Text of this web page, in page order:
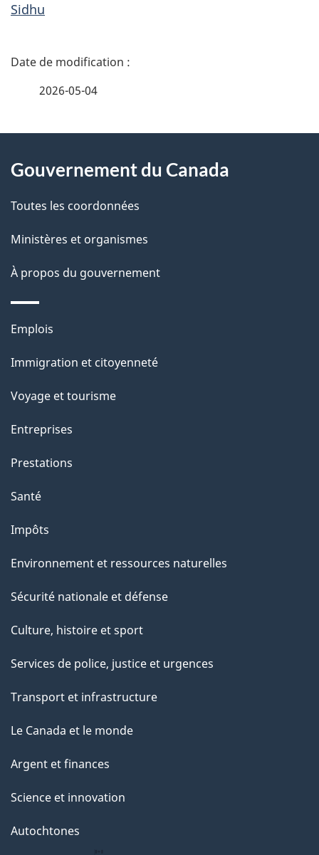
Sidhu
D
i
l
s
d
e
l
a
p
a
g
e
2026-05-04
propos
de
ce
site
Gouvernement du Canada
Toutes les coordonnées
Ministères et organismes
À propos du gouvernement
Thèmes
sujets
Emplois
Immigration et citoyenneté
Voyage et tourisme
Entreprises
Prestations
Santé
Impôts
Environnement et ressources naturelles
Sécurité nationale et défense
Culture, histoire et sport
Services de police, justice et urgences
Transport et infrastructure
Le Canada et le monde
Argent et finances
Science et innovation
Autochtones